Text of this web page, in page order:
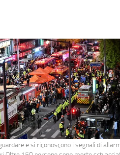
e si riconoscono i segnali di